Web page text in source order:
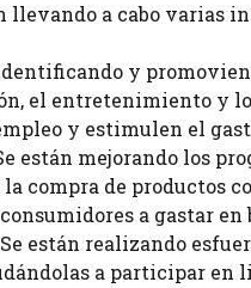
llevando a cabo varias
y
el entretenimiento y
y estimulen el
están mejorando los
compra de productos
a gastar
Se están realizando
a participar